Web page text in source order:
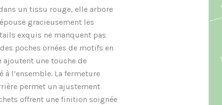
un tissu rouge, elle arbore
gracieusement les
exquis ne manquent pas
poches ornées de motifs en
ajoutent une touche de
l’ensemble. La fermeture
permet un ajustement
offrent une finition soignée